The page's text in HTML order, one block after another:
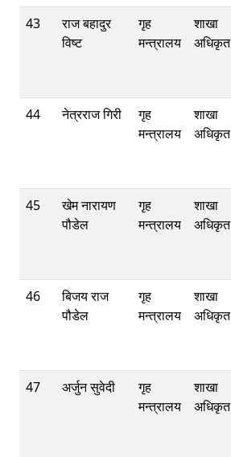
43
राज बहादुर
विष्‍ट
गृह
मन्त्रालय
शाखा
अधिकृत
44 नेत्रराज गिरी
गृह
मन्त्रालय
शाखा
अधिकृत
45
खेम नारायण
पौडेल
गृह
मन्त्रालय
शाखा
अधिकृत
46
बिजय राज
पौडेल
गृह
मन्त्रालय
शाखा
अधिकृत
47
अर्जुन सुवेदी
गृह
मन्त्रालय
शाखा
अधिकृत